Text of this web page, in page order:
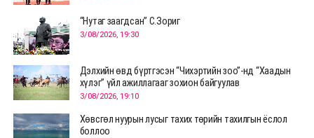
“Нутаг заагдсан” С.Зориг
3/08/2026, 19:30
Дэлхийн өвд бүртгэсэн “Чихэртийн зоо”-нд “Хаадын
хүлэг” үйл ажиллагааг зохион байгуулав
3/08/2026, 19:10
Хөвсгөл нуурын лусыг тахих төрийн тахилгын ёслол
боллоо